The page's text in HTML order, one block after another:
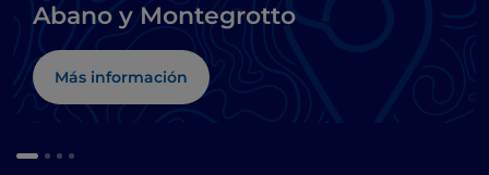
Abano y Montegrotto
Más información